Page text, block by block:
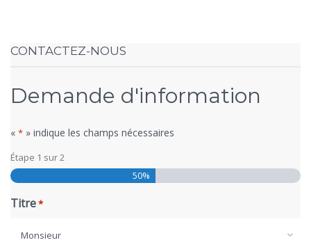
CONTACTEZ-NOUS
Demande d'information
« * » indique les champs nécessaires
Étape 1 sur2
50%
Titre*
Monsieur